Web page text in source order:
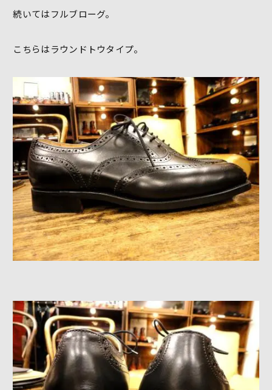
続いてはフルブローグ。
こちらはラウンドトウタイプ。